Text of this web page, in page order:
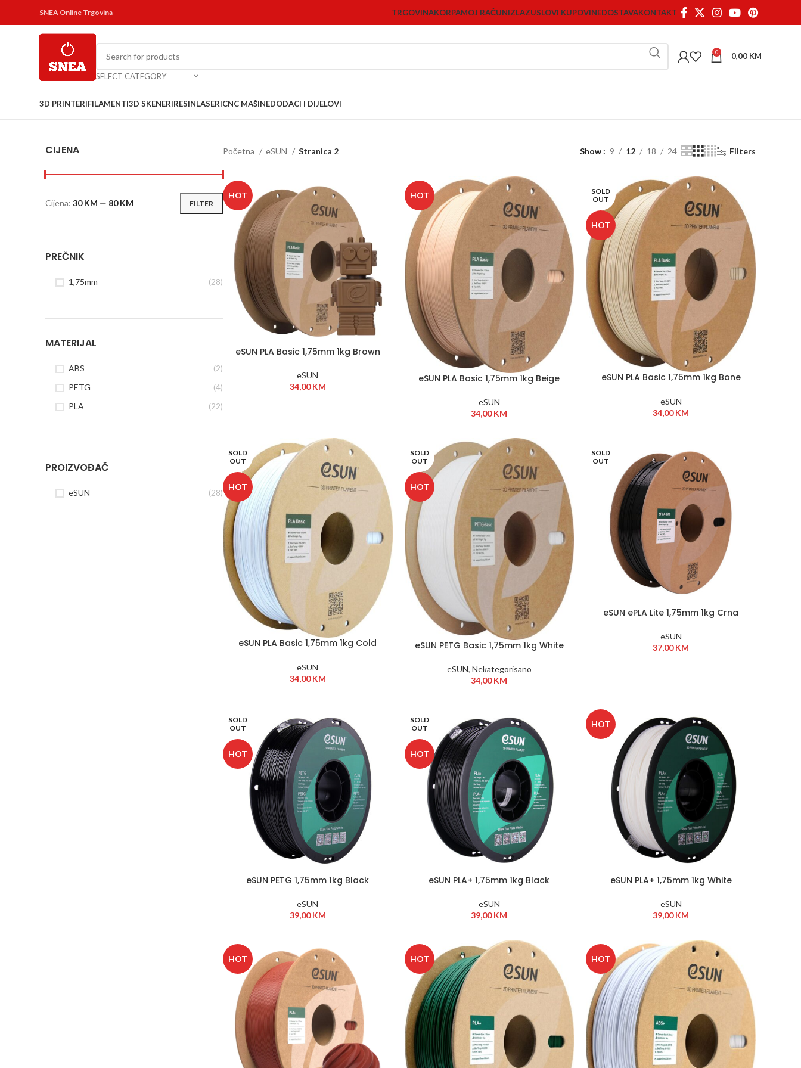
SNEA Online Trgovina TRGOVINAKORPAMOJ RAČUNIZLAZUSLOVI KUPOVINEDOSTAVAKONTAKT
SELECT CATEGORY
0 0,00 KM
3D PRINTERIFILAMENTI3D SKENERIRESINLASERICNC MAŠINEDODACI I DIJELOVI
CIJENA
FILTER
Cijena: 30 KM — 80 KM
PREČNIK
1,75mm (28)
MATERIJAL
ABS
(2)
PETG
(4)
PLA
(22)
PROIZVOĐAČ
eSUN (28)
Početna eSUN Stranica 2 Show 9 12 18 24 Filters
HOT
eSUN PLA Basic 1,75mm 1kg Brown
eSUN
34,00KM
HOT
eSUN PLA Basic 1,75mm 1kg Beige
eSUN
34,00KM
SOLD
OUT
HOT
eSUN PLA Basic 1,75mm 1kg Bone
eSUN
34,00KM
SOLD
OUT
HOT
eSUN PLA Basic 1,75mm 1kg Cold
eSUN
34,00KM
SOLD
OUT
HOT
eSUN PETG Basic 1,75mm 1kg White
eSUN, Nekategorisano
34,00KM
SOLD
OUT
eSUN ePLA Lite 1,75mm 1kg Crna
eSUN
37,00KM
SOLD
OUT
HOT
eSUN PETG 1,75mm 1kg Black
eSUN
39,00KM
SOLD
OUT
HOT
eSUN PLA+ 1,75mm 1kg Black
eSUN
39,00KM
HOT
eSUN PLA+ 1,75mm 1kg White
eSUN
39,00KM
HOT HOT HOT